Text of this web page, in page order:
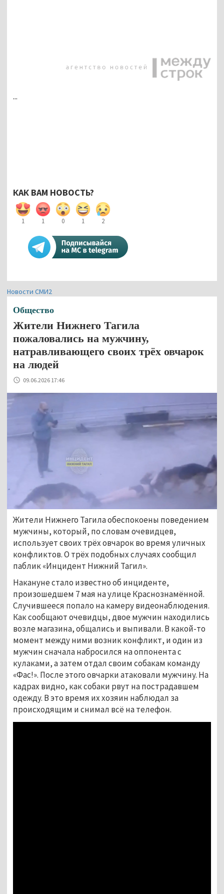
...
КАК ВАМ НОВОСТЬ?
1 1 0 1 2
Новости СМИ2
Общество
Жители Нижнего Тагила
пожаловались на мужчину,
натравливающего своих трёх овчарок
на людей
09.06.2026 17:46
мужчины, который, по словам очевидцев,
использует своих трёх овчарок во время уличных
конфликтов. О трёх подобных случаях сообщил
паблик «Инцидент Нижний Тагил».
Накануне стало известно об инциденте,
произошедшем 7 мая на улице Краснознамённой.
Случившееся попало на камеру видеонаблюдения.
Как сообщают очевидцы, двое мужчин находились
возле магазина, общались и выпивали. В какой-то
момент между ними возник конфликт, и один из
мужчин сначала набросился на оппонента с
кулаками, а затем отдал своим собакам команду
«Фас!». После этого овчарки атаковали мужчину. На
кадрах видно, как собаки рвут на пострадавшем
одежду. В это время их хозяин наблюдал за
происходящим и снимал всё на телефон.